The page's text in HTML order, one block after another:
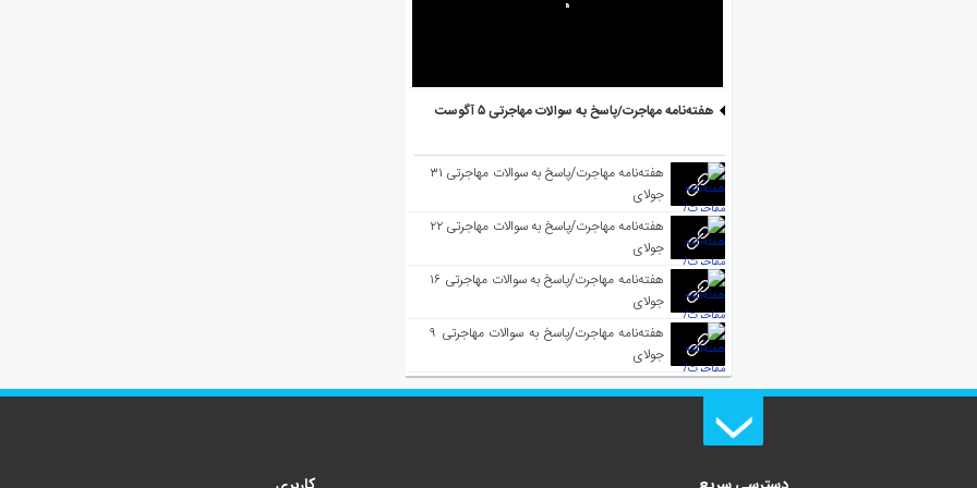
هفته‌نامه مهاجرت/پاسخ به سوالات مهاجرتی ۵ آگوست
هفته‌نامه مهاجرت/پاسخ به سوالات مهاجرتی ۳۱
جولای
هفته‌نامه مهاجرت/پاسخ به سوالات مهاجرتی ۲۲
جولای
هفته‌نامه مهاجرت/پاسخ به سوالات مهاجرتی ۱۶
جولای
هفته‌نامه مهاجرت/پاسخ به سوالات مهاجرتی ۹
جولای